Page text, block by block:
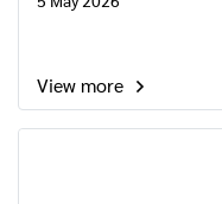
View more